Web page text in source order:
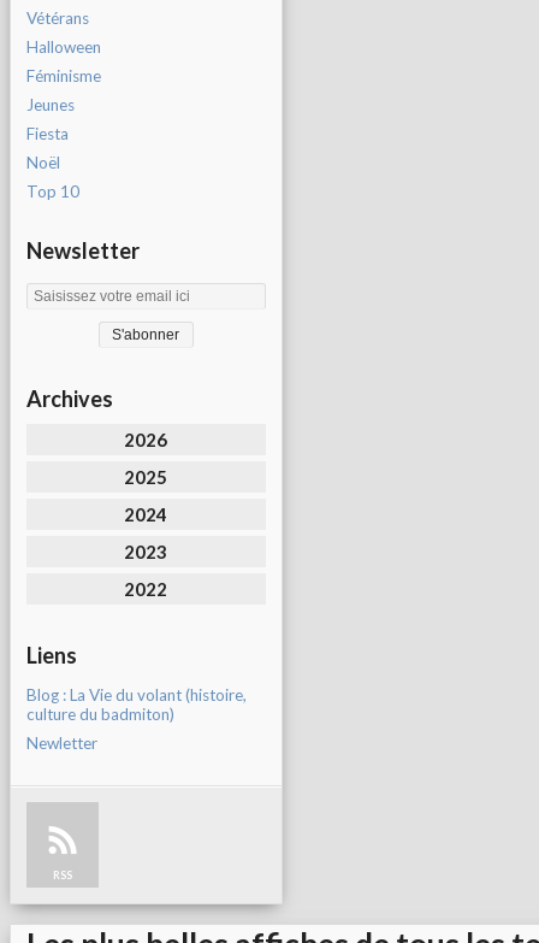
Vétérans
Halloween
Féminisme
Jeunes
Fiesta
Noël
Top 10
Newsletter
Archives
2026
2025
2024
2023
2022
Liens
Blog : La Vie du volant (histoire,
culture du badmiton)
Newletter
RSS